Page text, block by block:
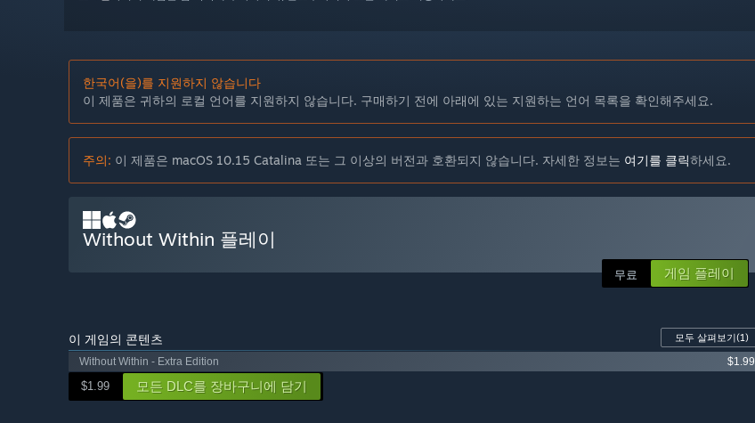
한국어(을)를 지원하지 않습니다
이 제품은 귀하의 로컬 언어를 지원하지 않습니다. 구매하기 전에 아래에 있는 지원하는 언어 목록을 확인해주세요.
주의: 이 제품은 macOS 10.15 Catalina 또는 그 이상의 버전과 호환되지 않습니다. 자세한 정보는 여기를 클릭하세요.
Without Within 플레이
무료 게임 플레이
이 게임의 콘텐츠 모두 살펴보기(1)
Without Within - Extra Edition
$1.99
$1.99 모든 DLC를 장바구니에 담기